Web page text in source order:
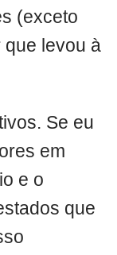
(exceto
que levou à
Se eu
em
e o
que